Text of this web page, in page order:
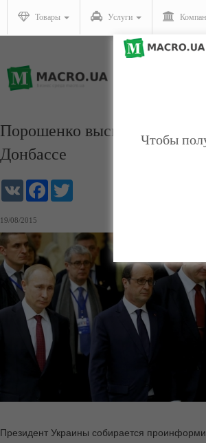
Товары Услуги
Порошенко выскажет
Донбассе
VK Facebook
19/08/2015
Президент Украины собирается
Чтобы